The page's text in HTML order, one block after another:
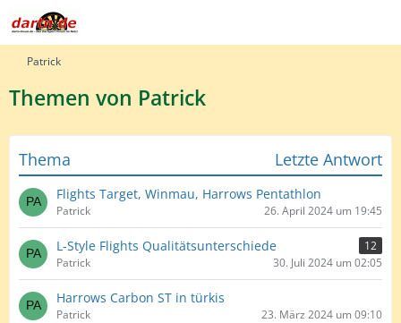
Patrick
Themen von Patrick
Thema Letzte Antwort
Flights Target, Winmau, Harrows Pentathlon
Patrick 26. April 2024 um 19:45
L-Style Flights Qualitätsunterschiede
12
Patrick
30. Juli 2024 um 02:05
Harrows Carbon ST in türkis
Patrick 23. März 2024 um 09:10